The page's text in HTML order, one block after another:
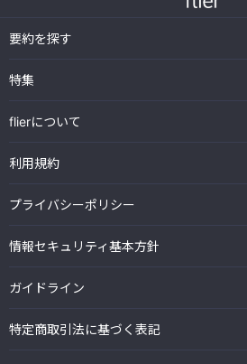
要約を探す
特集
flierについて
利用規約
プライバシーポリシー
情報セキュリティ基本方針
ガイドライン
特定商取引法に基づく表記